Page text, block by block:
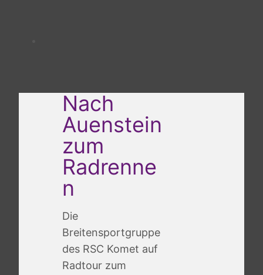
Nach
Auenstein
zum
Radrenne
n
Die
Breitensportgruppe
des RSC Komet auf
Radtour zum